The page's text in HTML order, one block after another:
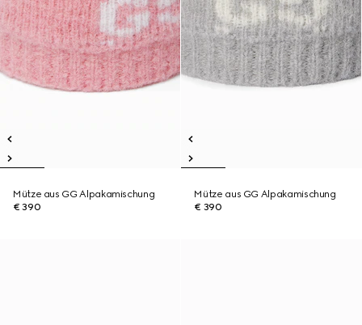
Mütze aus GG Alpakamischung
€ 390
Mütze aus GG Alpakamischung
€ 390